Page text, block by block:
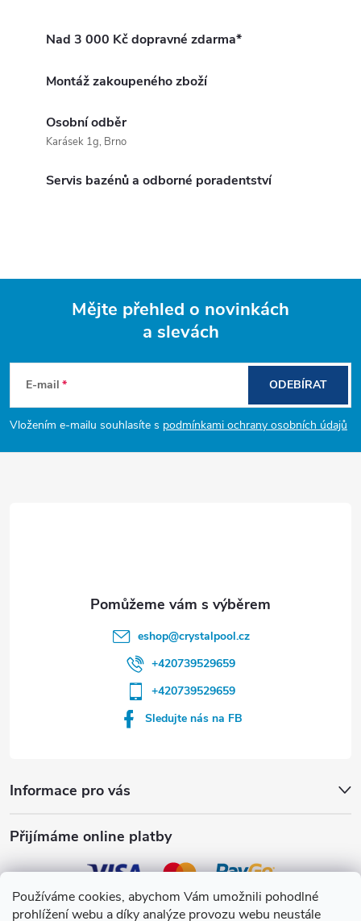
Používáme cookies, abychom Vám umožnili pohodlné
prohlížení webu a díky analýze provozu webu neustále
Nad 3 000 Kč dopravné zdarma*
Montáž zakoupeného zboží
Osobní odběr
Karásek 1g, Brno
Servis bazénů a odborné poradentství
p
a
Mějte přehled o novinkách
a slevách
E-mail
Vložením e-mailu souhlasíte s podmínkami ochrany osobních údajů
ODEBÍRAT
Informace pro vás
Přijímáme online platby
eshop@crystalpool.cz
+420739529659
+420739529659
Sledujte nás na FB